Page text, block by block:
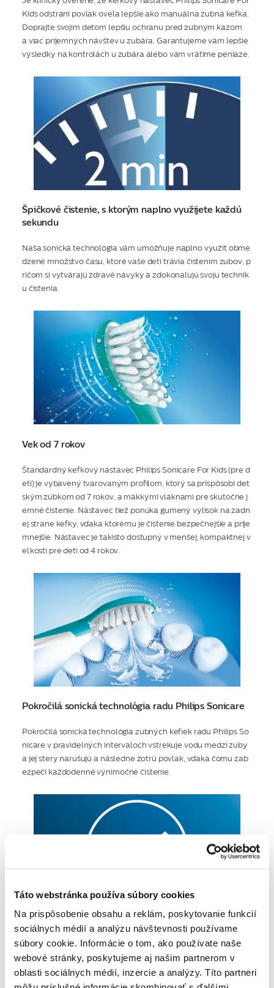
Táto webstránka používa súbory cookies
Na prispôsobenie obsahu a reklám, poskytovanie funkcií
sociálnych médií a analýzu návštevnosti používame
súbory cookie. Informácie o tom, ako používate naše
webové stránky, poskytujeme aj našim partnerom v
oblasti sociálnych médií, inzercie a analýzy. Títo partneri
Kids odstráni povlak oveľa lepšie ako manuálna zubná kefka.
Doprajte svojim deťom lepšiu ochranu pred zubným kazom
a viac príjemných návštev u zubára. Garantujeme vám lepšie
výsledky na kontrolách u zubára alebo vám vrátime peniaze.
Špičkové čistenie, s ktorým naplno využijete každú
sekundu
Naša sonická technológia vám umožňuje naplno využiť obme
dzené množstvo času, ktoré vaše deti trávia čistením zubov, p
ričom si vytvárajú zdravé návyky a zdokonaľujú svoju technik
u čistenia.
Vek od 7 rokov
Štandardný kefkový nástavec Philips Sonicare For Kids (pre d
eti) je vybavený tvarovaným profilom, ktorý sa prispôsobí det
ským zúbkom od 7 rokov, a mäkkými vláknami pre skutočne j
emné čistenie. Nástavec tiež ponúka gumený výlisok na zadn
ej strane kefky, vďaka ktorému je čistenie bezpečnejšie a príje
mnejšie. Nástavec je takisto dostupný v menšej, kompaktnej v
eľkosti pre deti od 4 rokov.
Pokročilá sonická technológia radu Philips Sonicare
Pokročilá sonická technológia zubných kefiek radu Philips So
nicare v pravidelných intervaloch vstrekuje vodu medzi zuby
a jej stery narušujú a následne zotrú povlak, vďaka čomu zab
ezpečí každodenné výnimočné čistenie.
Súčasť lepšej starostlivosti o ústnu dutinu
Rovnako ako všetky autentické kefkové nástavce Philips Soni
Každý kefkový nástavec prešiel testami kvality v snahe zabe